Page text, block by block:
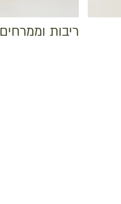
ריבות וממרחים